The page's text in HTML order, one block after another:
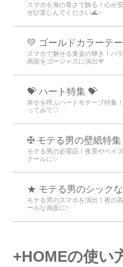
スマホを海の青さで飾る！心が
ぜひ楽しんでください🌊✨
💛 ゴールドカラーテ
スマホで魅せる黄金の輝き！バ
画面をゴージャスに演出🌹
💝 ハート特集 💝
幸せを呼ぶハートモチーフ特集
ってみて♡
✠ モテる男の壁紙特
モテる男の必需品！夜景やペイ
クールに✨
★ モテる男のシック
モテる男のスマホを演出！夜の
ールな画面に✨
+HOMEの使い